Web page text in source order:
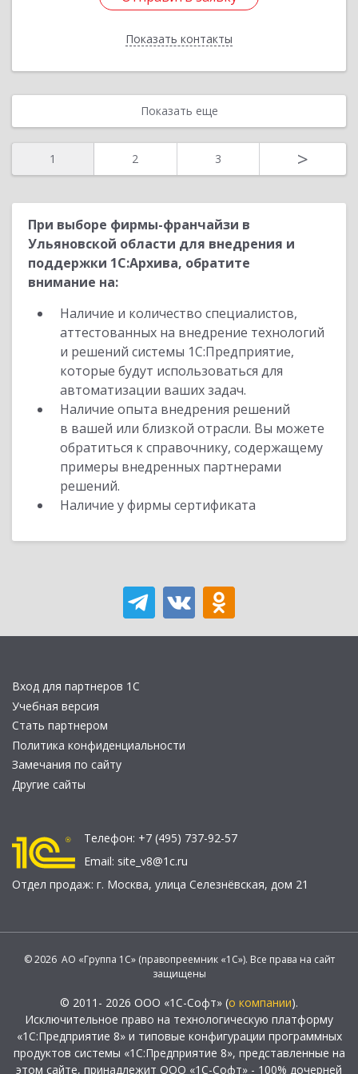
Показать контакты
Назад
Показать еще
1 2 3 >
При выборе фирмы-франчайзи в
Ульяновской области для внедрения и
поддержки 1С:Архива, обратите
внимание на:
Наличие и количество специалистов,
аттестованных на внедрение технологий
и решений системы 1С:Предприятие,
которые будут использоваться для
автоматизации ваших задач.
Наличие опыта внедрения решений
в вашей или близкой отрасли. Вы можете
обратиться к справочнику, содержащему
примеры внедренных партнерами
решений.
Наличие у фирмы сертификата
Вход для партнеров 1С
Учебная версия
Стать партнером
Политика конфиденциальности
Замечания по сайту
Другие сайты
Телефон: +7 (495) 737-92-57
Email: site_v8@1c.ru
Отдел продаж: г. Москва, улица Селезнёвская, дом 21
© 2026 АО «Группа 1С» (правопреемник «1С»). Все права на сайт
защищены
© 2011- 2026 ООО «1С-Софт» (о компании).
Исключительное право на технологическую платформу
«1С:Предприятие 8» и типовые конфигурации программных
продуктов системы «1С:Предприятие 8», представленные на
этом сайте, принадлежит ООО «1С-Софт» - 100% дочерней